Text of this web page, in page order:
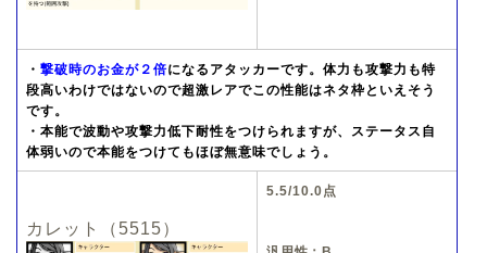
・ 撃破時のお金が２倍になるアタッカーです。体力も攻撃力も特
段高いわけではないので超激レアでこの性能はネタ枠といえそう
です。
・本能で波動や攻撃力低下耐性をつけられますが、ステータス自
体弱いので本能をつけてもほぼ無意味でしょう。
カレット（5515）
5.5/10.0点